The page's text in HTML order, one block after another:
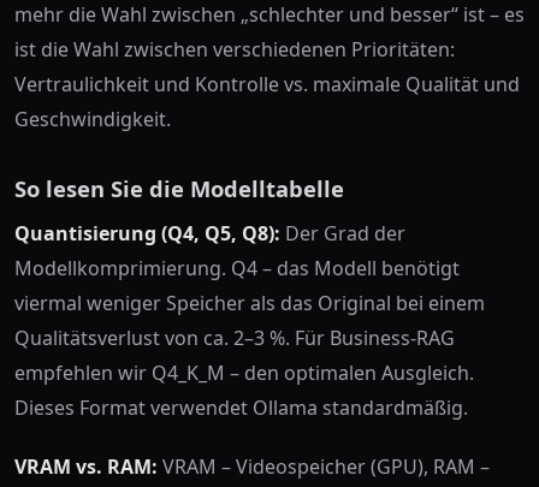
mehr die Wahl zwischen „schlechter und besser“ ist – es
ist die Wahl zwischen verschiedenen Prioritäten:
Vertraulichkeit und Kontrolle vs. maximale Qualität und
Geschwindigkeit.
So lesen Sie die Modelltabelle
Quantisierung (Q4, Q5, Q8): Der Grad der
Modellkomprimierung. Q4 – das Modell benötigt
viermal weniger Speicher als das Original bei einem
Qualitätsverlust von ca. 2–3 %. Für Business-RAG
empfehlen wir Q4_K_M – den optimalen Ausgleich.
Dieses Format verwendet Ollama standardmäßig.
VRAM vs. RAM: VRAM – Videospeicher (GPU), RAM –